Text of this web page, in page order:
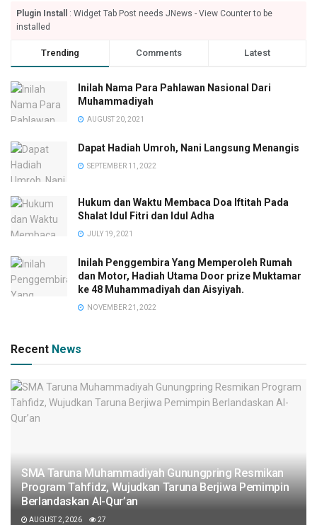
Plugin Install
: Widget Tab Post needs JNews - View Counter to be
installed
Trending Comments Latest
Inilah Nama Para Pahlawan Nasional Dari
Muhammadiyah
AUGUST 20, 2021
Dapat Hadiah Umroh, Nani Langsung Menangis
SEPTEMBER 11, 2022
Hukum dan Waktu Membaca Doa Iftitah Pada
Shalat Idul Fitri dan Idul Adha
JULY 19, 2021
Inilah Penggembira Yang Memperoleh Rumah
dan Motor, Hadiah Utama Door prize Muktamar
ke 48 Muhammadiyah dan Aisyiyah.
NOVEMBER 21, 2022
Recent News
SMA Taruna Muhammadiyah Gunungpring Resmikan
Program Tahfidz, Wujudkan Taruna Berjiwa Pemimpin
Berlandaskan Al-Qur’an
AUGUST 2, 2026 27